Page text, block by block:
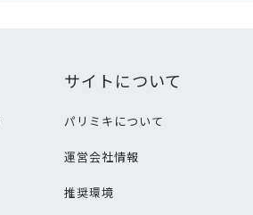
サイトについて
パリミキについて
運営会社情報
推奨環境